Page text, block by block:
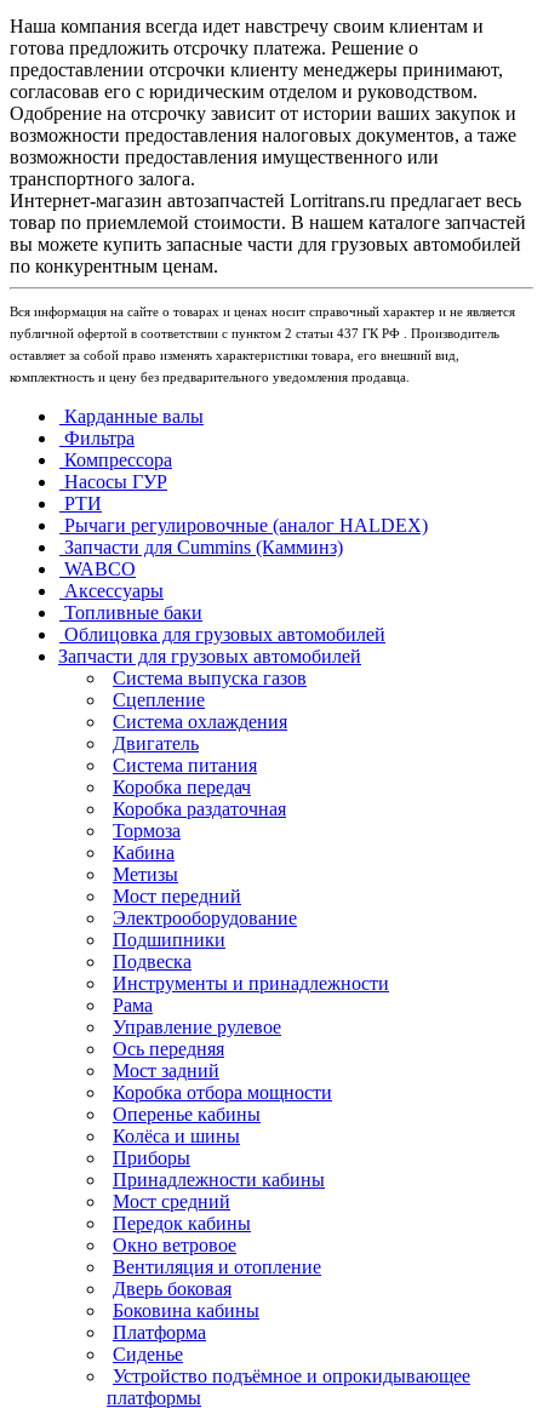
Наша компания всегда идет навстречу своим клиентам и
готова предложить отсрочку платежа. Решение о
предоставлении отсрочки клиенту менеджеры принимают,
согласовав его с юридическим отделом и руководством.
Одобрение на отсрочку зависит от истории ваших закупок и
возможности предоставления налоговых документов, а таже
возможности предоставления имущественного или
транспортного залога.
Интернет-магазин автозапчастей Lorritrans.ru предлагает весь
товар по приемлемой стоимости. В нашем каталоге запчастей
вы можете купить запасные части для грузовых автомобилей
по конкурентным ценам.
Вся информация на сайте о товарах и ценах носит справочный характер и не является
публичной офертой в соответствии с пунктом 2 статьи 437 ГК РФ . Производитель
оставляет за собой право изменять характеристики товара, его внешний вид,
комплектность и цену без предварительного уведомления продавца.
Карданные валы
Фильтра
Компрессора
Насосы ГУР
РТИ
Рычаги регулировочные (аналог HALDEX)
Запчасти для Cummins (Камминз)
WABCO
Аксессуары
Топливные баки
Облицовка для грузовых автомобилей
Запчасти для грузовых автомобилей
Система выпуска газов
Сцепление
Система охлаждения
Двигатель
Система питания
Коробка передач
Коробка раздаточная
Тормоза
Кабина
Метизы
Мост передний
Электрооборудование
Подшипники
Подвеска
Инструменты и принадлежности
Рама
Управление рулевое
Ось передняя
Мост задний
Коробка отбора мощности
Оперенье кабины
Колёса и шины
Приборы
Принадлежности кабины
Мост средний
Передок кабины
Окно ветровое
Вентиляция и отопление
Дверь боковая
Боковина кабины
Платформа
Сиденье
Устройство подъёмное и опрокидывающее
платформы